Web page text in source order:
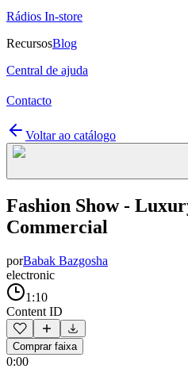
Rádios In-store
RecursosBlog
Central de ajuda
Contacto
Voltar ao catálogo
Fashion Show -
Commercial
porBabak Bazgosha
electronic
1:10
Content ID
Comprar faixa
0:00